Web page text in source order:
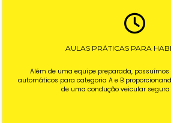
AULAS PRÁTICAS PARA
Além de uma equipe preparada,
automáticos para categoria A e B
de uma condução veicular